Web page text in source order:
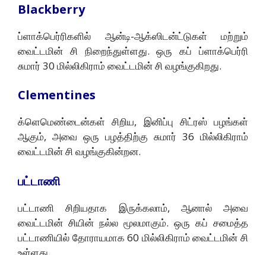
Blackberry
ப்ளாக்பெர்ரிகளில் ஆன்டி-ஆக்ஸிடன்ட்டுகள் மற்றும்
வைட்டமின் சி நிறைந்துள்ளது. ஒரு கப் ப்ளாக்பெர்ரி
சுமார் 30 மில்லிகிராம் வைட்டமின் சி வழங்குகிறது.
Clementines
க்ளெமெண்டைன்கள் சிறிய, இனிப்பு சிட்ரஸ் பழங்கள்
ஆகும், அவை ஒரு பழத்திற்கு சுமார் 36 மில்லிகிராம்
வைட்டமின் சி வழங்குகின்றன.
பட்டாணி
பட்டாணி சிறியதாக இருக்கலாம், ஆனால் அவை
வைட்டமின் சியின் நல்ல மூலமாகும். ஒரு கப் சமைத்த
பட்டாணியில் தோராயமாக 60 மில்லிகிராம் வைட்டமின் சி
உள்ளது.